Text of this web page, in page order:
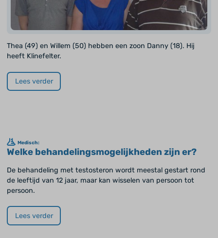
Thea (49) en Willem (50) hebben een zoon Danny (18). Hij
heeft Klinefelter.
Lees verder
Medisch:
Welke behandelingsmogelijkheden zijn er?
De behandeling met testosteron wordt meestal gestart rond
de leeftijd van 12 jaar, maar kan wisselen van persoon tot
persoon.
Lees verder